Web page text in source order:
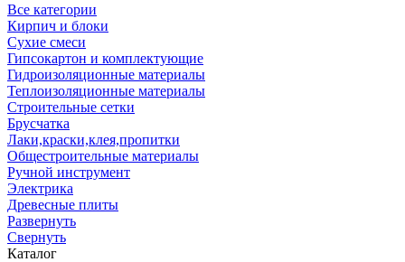
Все категории
Кирпич и блоки
Сухие смеси
Гипсокартон и комплектующие
Гидроизоляционные материалы
Теплоизоляционные материалы
Строительные сетки
Брусчатка
Лаки,краски,клея,пропитки
Общестроительные материалы
Ручной инструмент
Электрика
Древесные плиты
Развернуть
Свернуть
Каталог